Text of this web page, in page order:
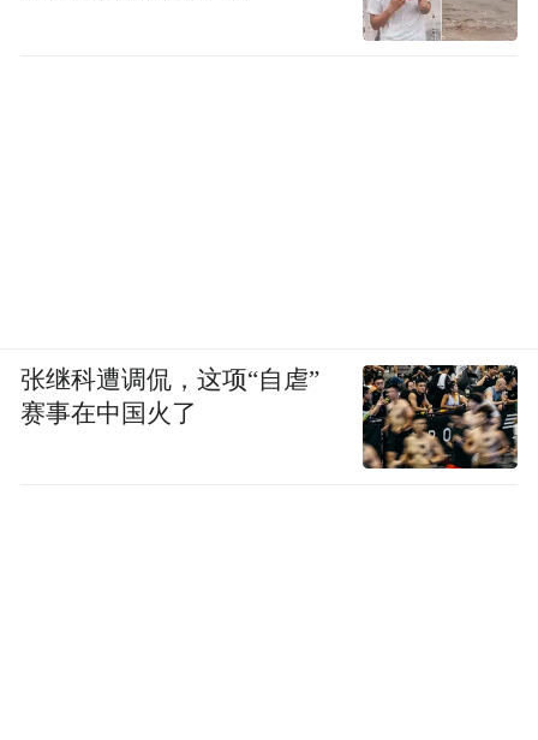
张继科遭调侃，这项“自虐”
赛事在中国火了